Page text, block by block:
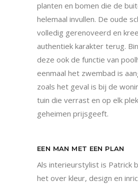
planten en bomen die de
helemaal invullen. De oude
volledig gerenoveerd en
authentiek karakter terug.
deze ook de functie van
eenmaal het zwembad is
zoals het geval is bij de
tuin die verrast en op elk
geheimen prijsgeeft.
EEN MAN MET EEN PLAN
Als interieurstylist is Patrick
het over kleur, design en